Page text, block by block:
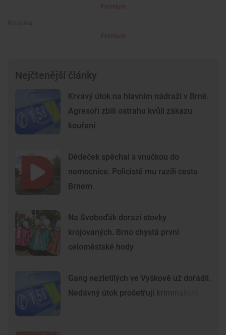
Premium
Premium
Nejčtenější články
Krvavý útok na hlavním nádraží v Brně.
Agresoři zbili ostrahu kvůli zákazu
kouření
Dědeček spěchal s vnučkou do
nemocnice. Policisté mu razili cestu
Brnem
Na Svoboďák dorazí stovky
krojovaných. Brno chystá první
celoměstské hody
Gang nezletilých ve Vyškově už dořádil.
Nedávný útok prošetřují kriminalisté